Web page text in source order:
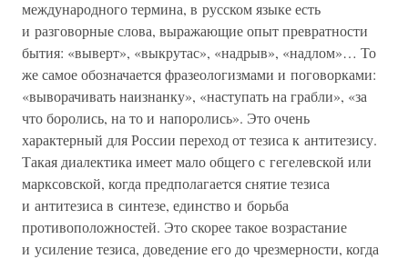
международного термина, в русском языке есть
и разговорные слова, выражающие опыт превратности
бытия: «выверт», «выкрутас», «надрыв», «надлом»… То
же самое обозначается фразеологизмами и поговорками:
«выворачивать наизнанку», «наступать на грабли», «за
что боролись, на то и напоролись». Это очень
характерный для России переход от тезиса к антитезису.
Такая диалектика имеет мало общего с гегелевской или
марксовской, когда предполагается снятие тезиса
и антитезиса в синтезе, единство и борьба
противоположностей. Это скорее такое возрастание
и усиление тезиса, доведение его до чрезмерности, когда